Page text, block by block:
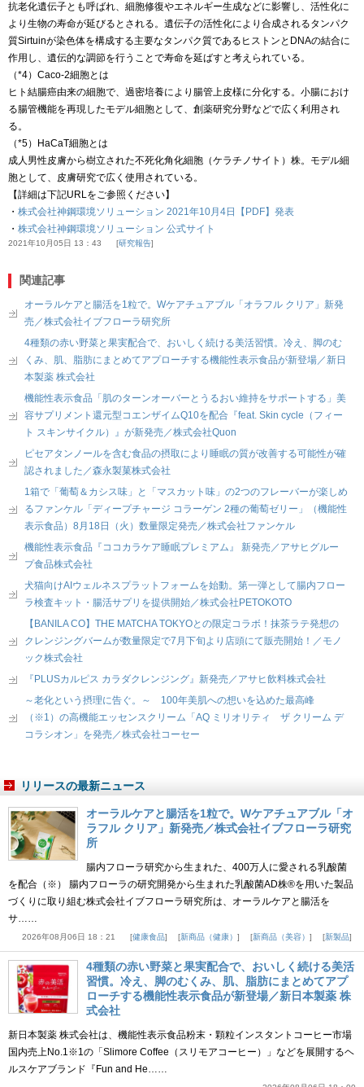
抗老化遺伝子とも呼ばれ、細胞修復やエネルギー生成などに影響し、活性化に
より生物の寿命が延びるとされる。遺伝子の活性化により合成されるタンパク
質Sirtuinが染色体を構成する主要なタンパク質であるヒストンとDNAの結合に
作用し、遺伝的な調節を行うことで寿命を延ばすと考えられている。
（*4）Caco-2細胞とは
ヒト結腸癌由来の細胞で、過密培養により腸管上皮様に分化する。小腸におけ
る腸管機能を再現したモデル細胞として、創薬研究分野などで広く利用され
る。
（*5）HaCaT細胞とは
成人男性皮膚から樹立された不死化角化細胞（ケラチノサイト）株。モデル細
胞として、皮膚研究で広く使用されている。
【詳細は下記URLをご参照ください】
・ 株式会社神鋼環境ソリューション 2021年10月4日【PDF】発表
・ 株式会社神鋼環境ソリューション 公式サイト
2021年10月05日 13：43 研究報告
関連記事
オーラルケアと腸活を1粒で。Wケアチュアブル「オラフル クリア」新発
売／株式会社イブフローラ研究所
4種類の赤い野菜と果実配合で、おいしく続ける美活習慣。冷え、脚のむ
くみ、肌、脂肪にまとめてアプローチする機能性表示食品が新登場／新日
本製薬 株式会社
機能性表示食品「肌のターンオーバーとうるおい維持をサポートする」美
容サプリメント還元型コエンザイムQ10を配合『feat. Skin cycle（フィー
ト スキンサイクル）』が新発売／株式会社Quon
ピセアタンノールを含む食品の摂取により睡眠の質が改善する可能性が確
認されました／森永製菓株式会社
1箱で「葡萄＆カシス味」と「マスカット味」の2つのフレーバーが楽しめ
るファンケル「ディープチャージ コラーゲン 2種の葡萄ゼリー」（機能性
表示食品）8月18日（火）数量限定発売／株式会社ファンケル
機能性表示食品『ココカラケア睡眠プレミアム』 新発売／アサヒグルー
プ食品株式会社
犬猫向けAIウェルネスプラットフォームを始動。第一弾として腸内フロー
ラ検査キット・腸活サプリを提供開始／株式会社PETOKOTO
【BANILA CO】THE MATCHA TOKYOとの限定コラボ！抹茶ラテ発想の
クレンジングバームが数量限定で7月下旬より店頭にて販売開始！／モノ
ック株式会社
『PLUSカルピス カラダクレンジング』新発売／アサヒ飲料株式会社
～老化という摂理に告ぐ。～ 100年美肌への想いを込めた最高峰
（※1）の高機能エッセンスクリーム「AQ ミリオリティ ザ クリーム デ
コラシオン」を発売／株式会社コーセー
リリースの最新ニュース
オーラルケアと腸活を1粒で。Wケアチュアブル「オ
ラフル クリア」新発売／株式会社イブフローラ研究
所
腸内フローラ研究から生まれた、400万人に愛される乳酸菌
を配合（※） 腸内フローラの研究開発から生まれた乳酸菌AD株®を用いた製品
づくりに取り組む株式会社イブフローラ研究所は、オーラルケアと腸活を
サ……
2026年08月06日 18：21 健康食品 新商品（健康） 新商品（美容） 新製品
4種類の赤い野菜と果実配合で、おいしく続ける美活
習慣。冷え、脚のむくみ、肌、脂肪にまとめてアプ
ローチする機能性表示食品が新登場／新日本製薬 株
式会社
新日本製薬 株式会社は、機能性表示食品粉末・顆粒インスタントコーヒー市場
国内売上No.1※1の「Slimore Coffee（スリモアコーヒー）」などを展開するヘ
ルスケアブランド『Fun and He……